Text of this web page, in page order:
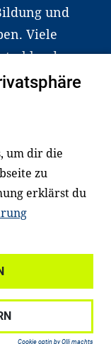
und
Viele
dabei.
wir eng
um dir die
zu
erklärst du
Cookie optin by Olli machts